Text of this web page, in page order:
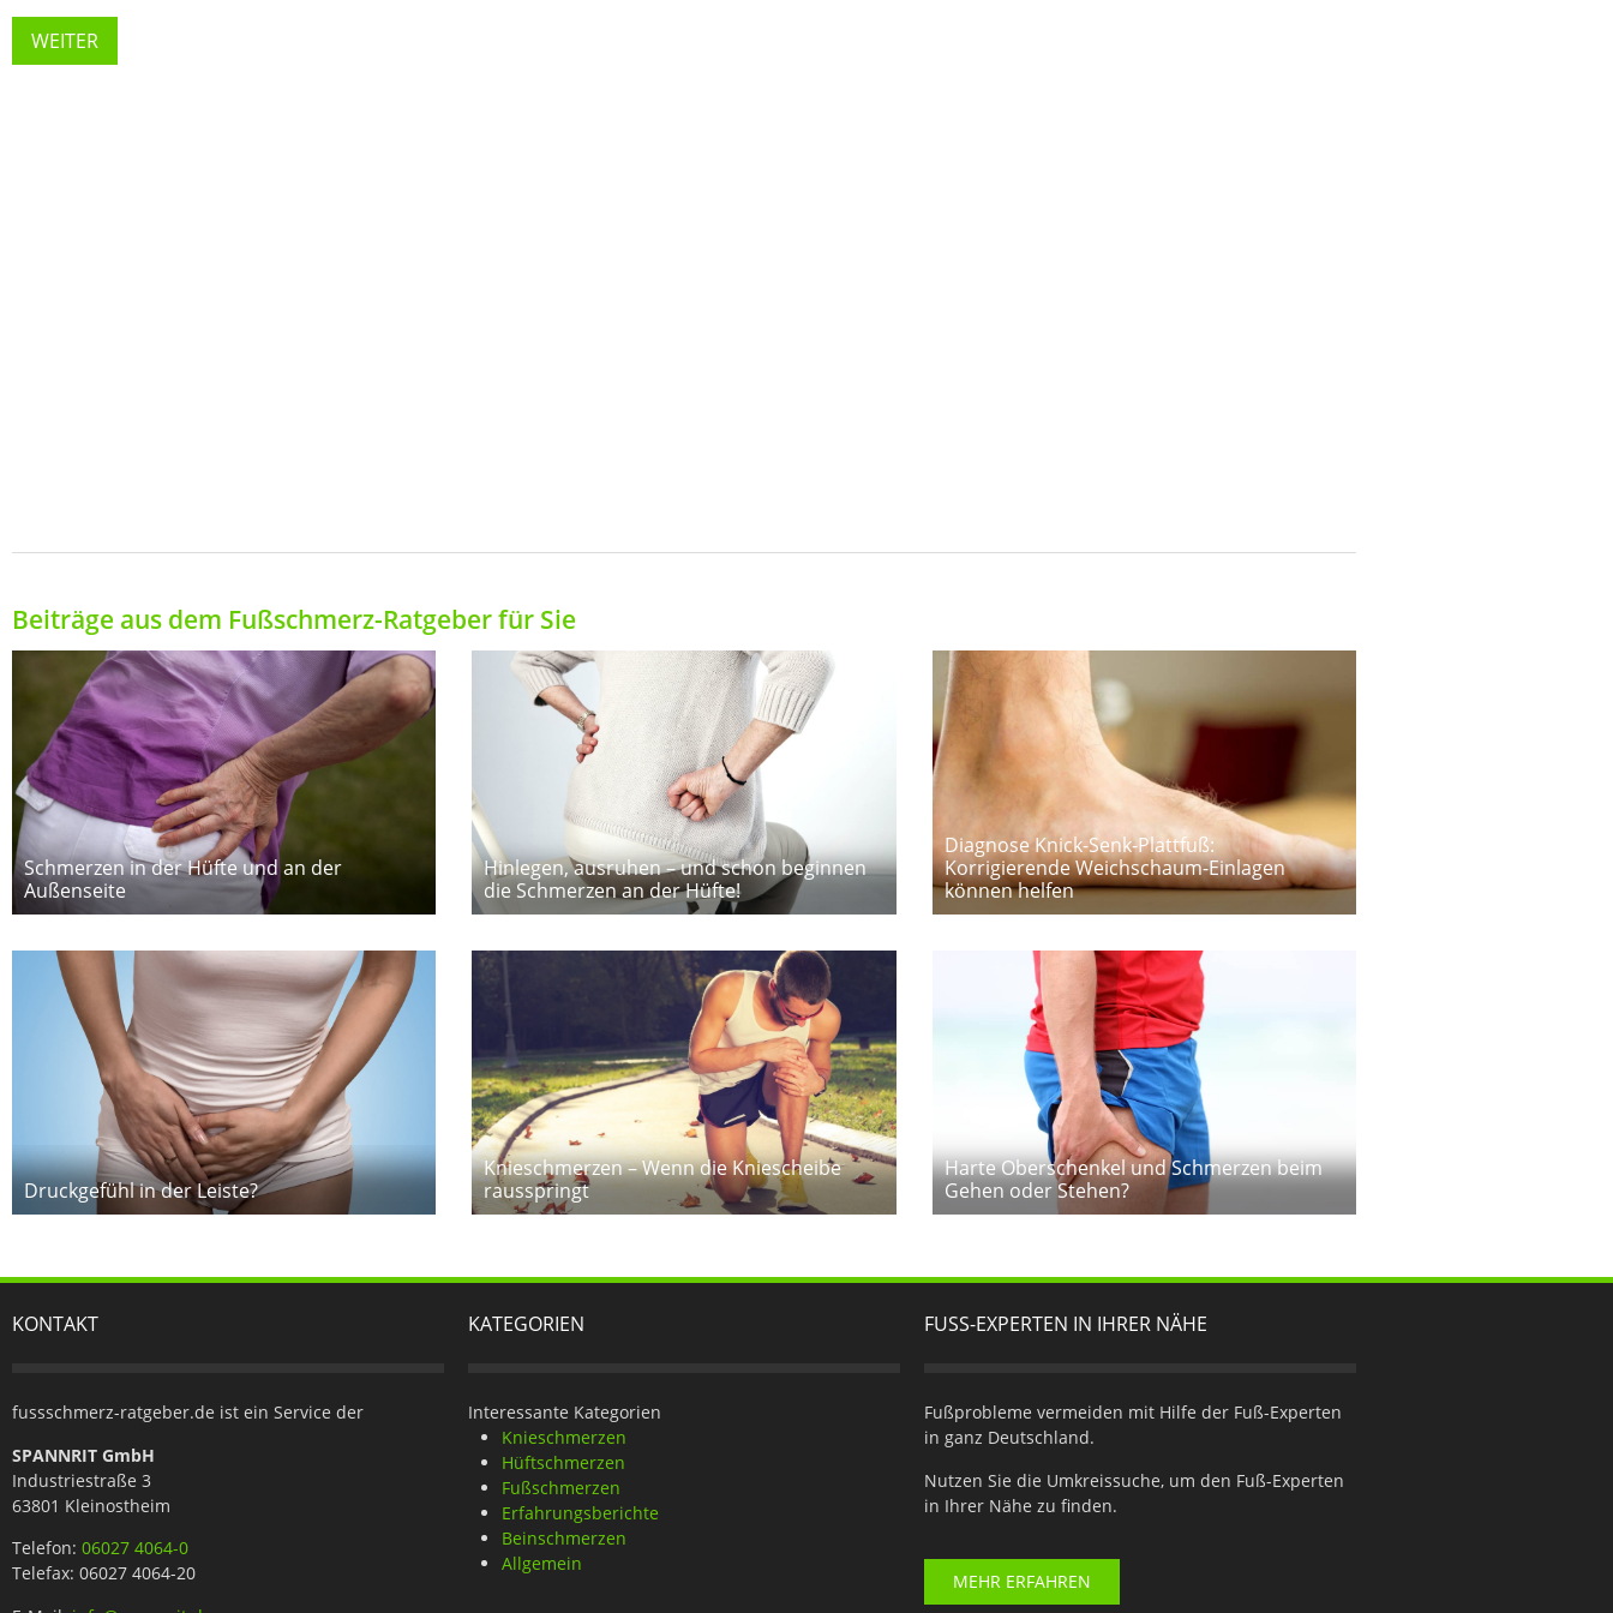
WEITER
Beiträge aus dem Fußschmerz-Ratgeber für Sie
Schmerzen in der Hüfte und an der
Außenseite
Hinlegen, ausruhen – und schon beginnen
die Schmerzen an der Hüfte!
Diagnose Knick-Senk-Plattfuß:
Korrigierende Weichschaum-Einlagen
können helfen
Druckgefühl in der Leiste?
Knieschmerzen – Wenn die Kniescheibe
rausspringt
Harte Oberschenkel und Schmerzen beim
Gehen oder Stehen?
KONTAKT
fussschmerz-ratgeber.de ist ein Service der
SPANNRIT GmbH
Industriestraße 3
63801 Kleinostheim
Telefon: 06027 4064-0
Telefax: 06027 4064-20
KATEGORIEN
Interessante Kategorien
Knieschmerzen
Hüftschmerzen
Fußschmerzen
Erfahrungsberichte
Beinschmerzen
Allgemein
FUSS-EXPERTEN IN IHRER NÄHE
Fußprobleme vermeiden mit Hilfe der Fuß-Experten
in ganz Deutschland.
Nutzen Sie die Umkreissuche, um den Fuß-Experten
in Ihrer Nähe zu finden.
MEHR ERFAHREN